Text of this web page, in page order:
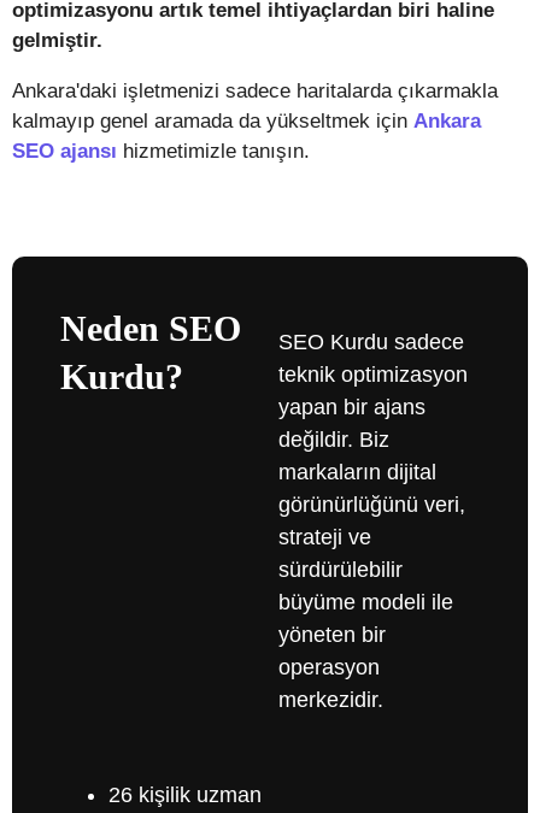
optimizasyonu artık temel ihtiyaçlardan biri haline
gelmiştir.
Ankara'daki işletmenizi sadece haritalarda çıkarmakla
kalmayıp genel aramada da yükseltmek için Ankara
SEO ajansı hizmetimizle tanışın.
Neden SEO
Kurdu?
SEO Kurdu sadece
teknik optimizasyon
yapan bir ajans
değildir. Biz
markaların dijital
görünürlüğünü veri,
strateji ve
sürdürülebilir
büyüme modeli ile
yöneten bir
operasyon
merkezidir.
26 kişilik uzman